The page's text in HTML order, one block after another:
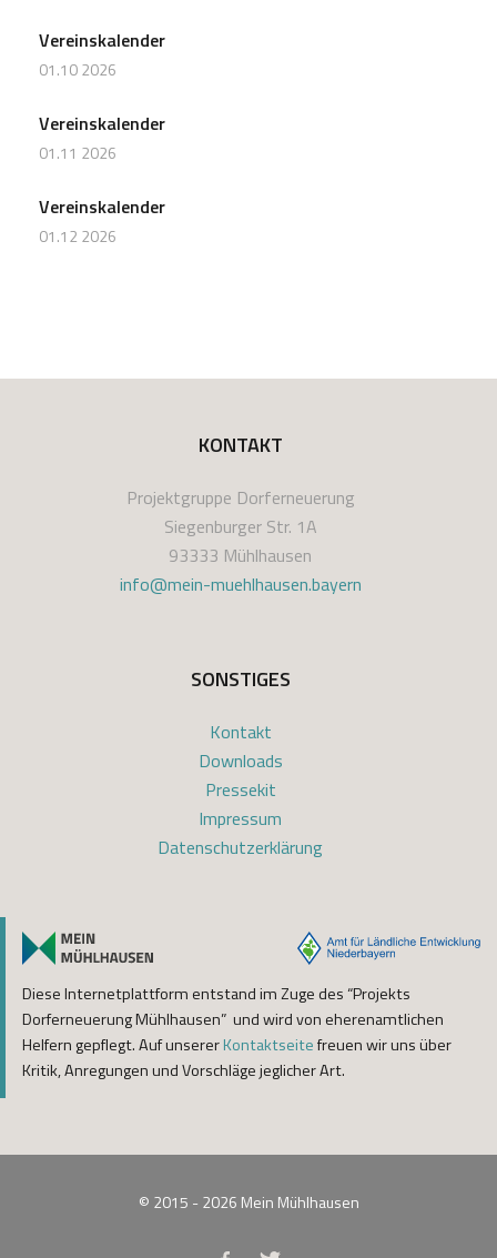
Vereinskalender
01.10 2026
Vereinskalender
01.11 2026
Vereinskalender
01.12 2026
KONTAKT
Projektgruppe Dorferneuerung
Siegenburger Str. 1A
93333 Mühlhausen
info@mein-muehlhausen.bayern
SONSTIGES
Kontakt
Downloads
Pressekit
Impressum
Datenschutzerklärung
Diese Internetplattform entstand im Zuge des “Projekts
Dorferneuerung Mühlhausen” und wird von eherenamtlichen
Helfern gepflegt. Auf unsererKontaktseitefreuen wir uns über
Kritik, Anregungen und Vorschläge jeglicher Art.
© 2015 - 2026 Mein Mühlhausen